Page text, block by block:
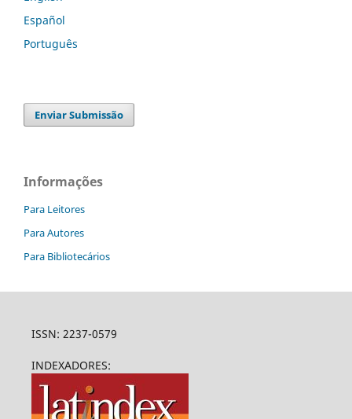
Español
Português
Enviar Submissão
Informações
Para Leitores
Para Autores
Para Bibliotecários
ISSN: 2237-0579
INDEXADORES: